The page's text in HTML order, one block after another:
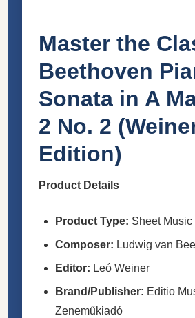
Master the
Beethoven
Sonata in A
2 No. 2
Edition)
Product Details
Product Type: Sheet
Composer: Ludwig van
Editor: Leó Weiner
Brand/Publisher: Editio
Zeneműkiadó